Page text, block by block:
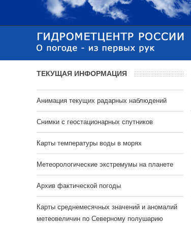
ТЕКУЩАЯ ИНФОРМАЦИЯ
Анимация текущих радарных наблюдений
Cнимки с геостационарных спутников
Карты температуры воды в морях
Метеорологические экстремумы на планете
Архив фактической погоды
Карты среднемесячных значений и аномалий
метеовеличин по Северному полушарию